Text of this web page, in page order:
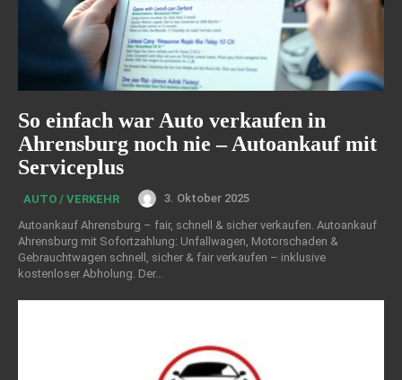
So einfach war Auto verkaufen in
Ahrensburg noch nie – Autoankauf mit
Serviceplus
AUTO / VERKEHR
3. Oktober 2025
Autoankauf Ahrensburg – fair, schnell & sicher verkaufen. Autoankauf
Ahrensburg mit Sofortzahlung: Unfallwagen, Motorschaden &
Gebrauchtwagen schnell, sicher & fair verkaufen – inklusive
kostenloser Abholung. Der...